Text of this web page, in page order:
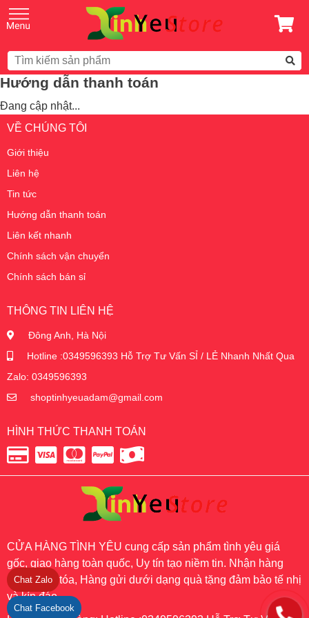
Hướng dẫn thanh toán
Đang cập nhật...
VỀ CHÚNG TÔI
Giới thiệu
Liên hệ
Tin tức
Hướng dẫn thanh toán
Liên kết nhanh
Chính sách vận chuyển
Chính sách bán sỉ
THÔNG TIN LIÊN HỆ
Đông Anh, Hà Nội
Hotline :0349596393 Hỗ Trợ Tư Vấn SỈ / LẺ Nhanh Nhất Qua
Zalo: 0349596393
shoptinhyeuadam@gmail.com
HÌNH THỨC THANH TOÁN
CỬA HÀNG TÌNH YÊU cung cấp sản phẩm tình yêu giá
gốc, giao hàng toàn quốc, Uy tín tạo niềm tin. Nhận hàng
mới thanh tóa, Hàng gửi dưới dạng quà tặng đảm bảo tế nhị
và kín đáo
Chat Zalo
Chat Facebook